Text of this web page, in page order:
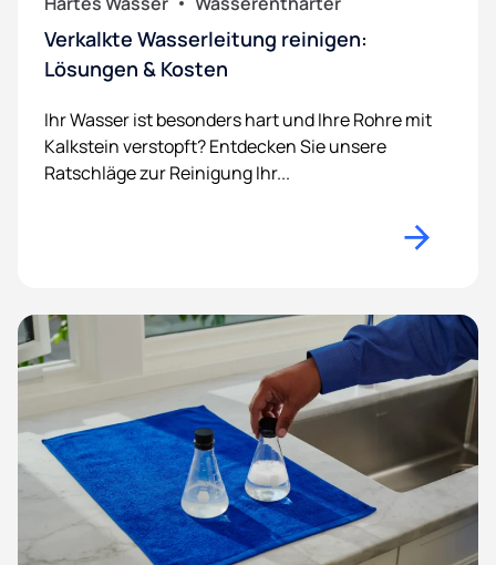
Verkalkte Wasserleitung reinigen:
Lösungen & Kosten
Ihr Wasser ist besonders hart und Ihre Rohre mit
Kalkstein verstopft? Entdecken Sie unsere
Ratschläge zur Reinigung Ihr...